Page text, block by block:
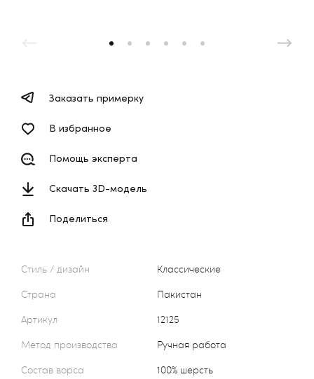
Стиль / дизайн
Классические
Страна
Пакистан
Артикул
12125
Метод производства
Ручная работа
Состав ворса
100% шерсть
Заказать примерку
В избранное
Помощь эксперта
Скачать 3D-модель
Поделиться